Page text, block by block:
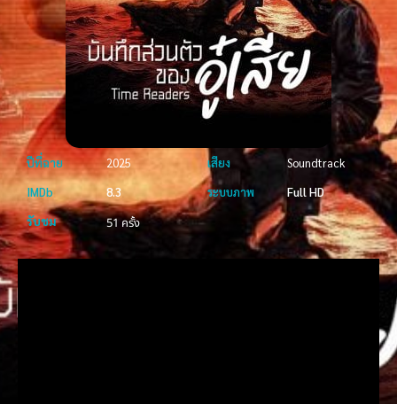
ปีที่ฉาย 2025 เสียง
Soundtrack
IMDb
8.3 ระบบภาพ
Full HD
รับชม
51 ครั้ง